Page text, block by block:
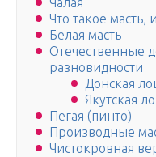
Что такое масть,
Белая масть
Отечественные
разновидности
Донская
Якутская
Пегая (пинто)
Производные
Чистокровная